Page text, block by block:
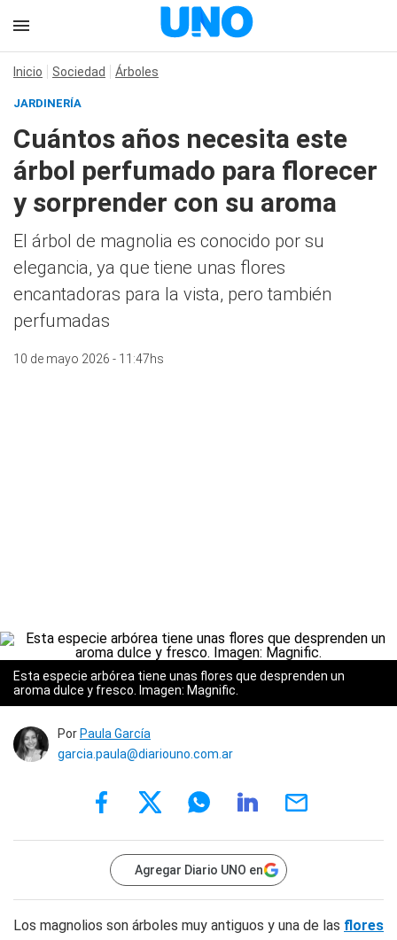
Inicio Sociedad Árboles
JARDINERÍA
Cuántos años necesita este
árbol perfumado para florecer
y sorprender con su aroma
El árbol de magnolia es conocido por su
elegancia, ya que tiene unas flores
encantadoras para la vista, pero también
perfumadas
10 de mayo 2026 - 11:47hs
Esta especie arbórea tiene unas flores que desprenden un
aroma dulce y fresco. Imagen: Magnific.
Por Paula García
garcia.paula@diariouno.com.ar
Agregar Diario UNO en
Los magnolios son árboles muy antiguos y una de las flores